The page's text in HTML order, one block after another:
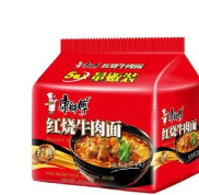
o
o
k